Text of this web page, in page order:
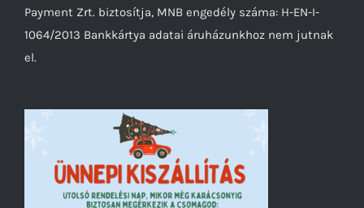
Payment Zrt. biztosítja, MNB engedély száma: H-EN-I-
1064/2013 Bankkártya adatai áruházunkhoz nem jutnak
el.